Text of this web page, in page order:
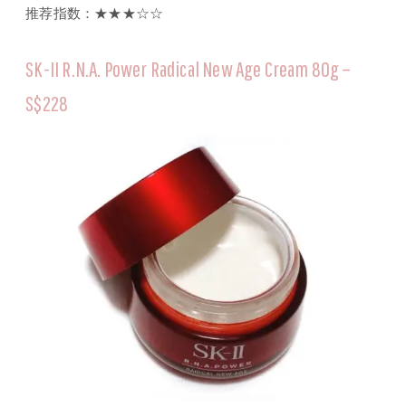
推荐指数：★★★☆☆
SK-II R.N.A. Power Radical New Age Cream 80g –
S$228